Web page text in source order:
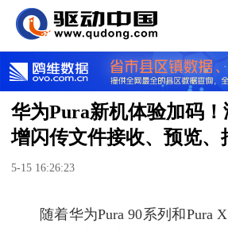
华为Pura新机体验加码
增闪传文件接收、预览、
5-15 16:26:23
随着华为Pura 90系列和Pura